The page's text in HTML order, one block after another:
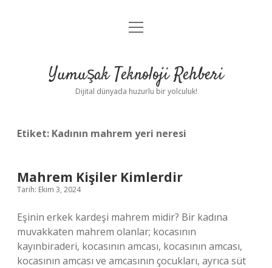
Anasayfa
Yasal Uyarı
menüyü
Yumuşak Teknoloji Rehberi
Dijital dünyada huzurlu bir yolculuk!
Etiket: Kadının mahrem yeri neresi
Mahrem Kişiler Kimlerdir
Tarih: Ekim 3, 2024
Eşinin erkek kardeşi mahrem midir? Bir kadına
muvakkaten mahrem olanlar; kocasının
kayınbiraderi, kocasının amcası, kocasının amcası,
kocasının amcası ve amcasının çocukları, ayrıca süt